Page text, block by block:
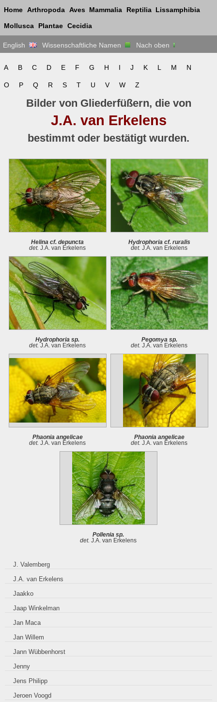
Home Arthropoda Aves Mammalia Reptilia Lissamphibia
Mollusca Plantae Cecidia
English Wissenschaftliche Namen Nach oben
A B C D E F G H I J K L M N
O P Q R S T U V W Z
Bilder von Gliederfüßern, die von
J.A. van Erkelens
bestimmt oder bestätigt wurden.
Helina cf. depuncta
det. J.A. van Erkelens
Hydrophoria cf. ruralis
det. J.A. van Erkelens
Hydrophoria sp.
det. J.A. van Erkelens
Pegomya sp.
det. J.A. van Erkelens
Phaonia angelicae
det. J.A. van Erkelens
Phaonia angelicae
det. J.A. van Erkelens
Pollenia sp.
det. J.A. van Erkelens
J. Valemberg
J.A. van Erkelens
Jaakko
Jaap Winkelman
Jan Maca
Jan Willem
Jann Wübbenhorst
Jenny
Jens Philipp
Jeroen Voogd